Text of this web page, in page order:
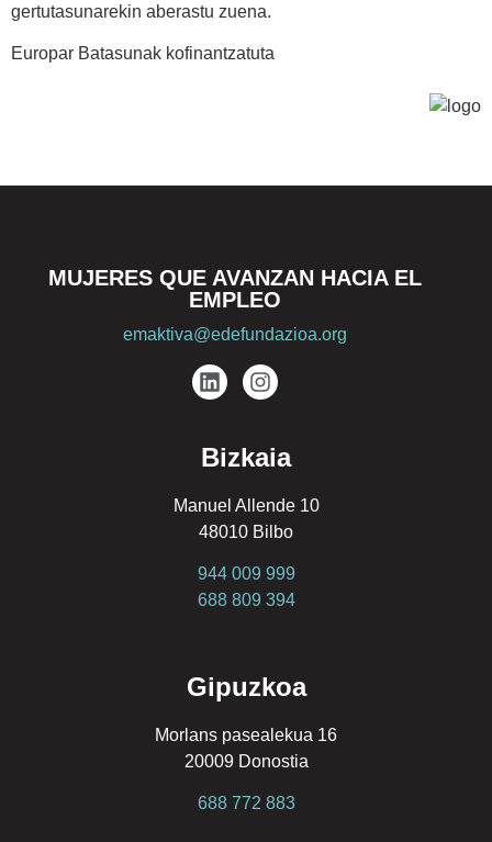
gertutasunarekin aberastu zuena.
Europar Batasunak kofinantzatuta
MUJERES QUE AVANZAN HACIA EL
EMPLEO
emaktiva@edefundazioa.org
Bizkaia
Manuel Allende 10
48010 Bilbo
944 009 999
688 809 394
Gipuzkoa
Morlans pasealekua 16
20009 Donostia
688 772 883